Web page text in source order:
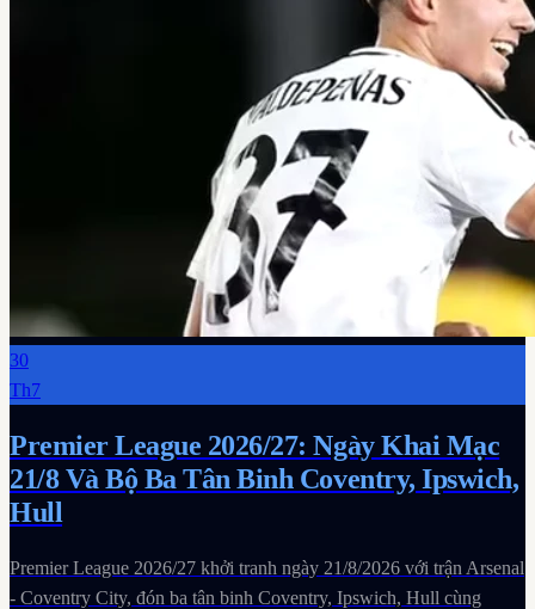
30
Th7
Premier League 2026/27: Ngày Khai Mạc
21/8 Và Bộ Ba Tân Binh Coventry, Ipswich,
Hull
Premier League 2026/27 khởi tranh ngày 21/8/2026 với trận Arsenal
- Coventry City, đón ba tân binh Coventry, Ipswich, Hull cùng